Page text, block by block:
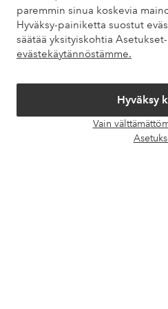
paremmin sinua koskevia
Hyväksy-painiketta suostut
säätää yksityiskohtia
evästekäytännöstämme.
Hyväksy
Vain
Omat sivut
Tietoa Elloksesta